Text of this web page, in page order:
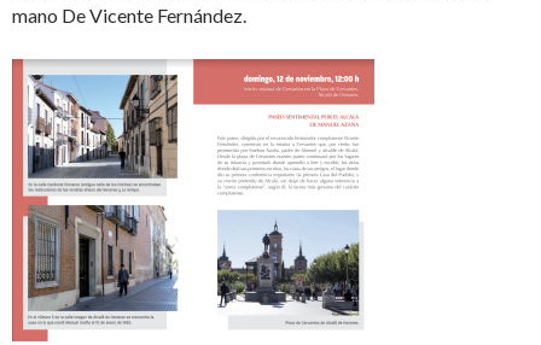
mano De Vicente Fernández.